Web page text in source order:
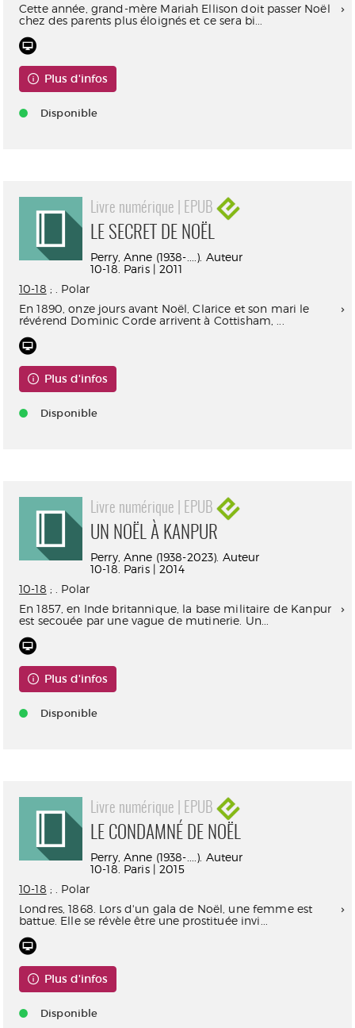
Cette année, grand-mère Mariah Ellison doit passer Noël
chez des parents plus éloignés et ce sera bi...
Plus d'infos
Disponible
Livre numérique | EPUB
LE SECRET DE NOËL
Perry, Anne (1938-....). Auteur
10-18. Paris | 2011
10-18 ; . Polar
En 1890, onze jours avant Noël, Clarice et son mari le
révérend Dominic Corde arrivent à Cottisham, ...
Plus d'infos
Disponible
Livre numérique | EPUB
UN NOËL À KANPUR
Perry, Anne (1938-2023). Auteur
10-18. Paris | 2014
10-18 ; . Polar
En 1857, en Inde britannique, la base militaire de Kanpur
est secouée par une vague de mutinerie. Un...
Plus d'infos
Disponible
Livre numérique | EPUB
LE CONDAMNÉ DE NOËL
Perry, Anne (1938-....). Auteur
10-18. Paris | 2015
10-18 ; . Polar
Londres, 1868. Lors d'un gala de Noël, une femme est
battue. Elle se révèle être une prostituée invi...
Plus d'infos
Disponible